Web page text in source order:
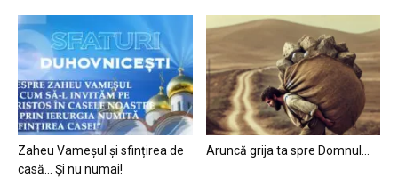
Zaheu Vameșul și sfințirea de
casă… Și nu numai!
Aruncă grija ta spre Domnul…